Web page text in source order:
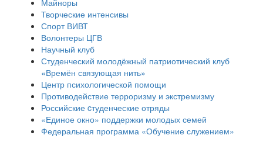
Творческие интенсивы
Спорт ВИВТ
Волонтеры ЦГВ
Научный клуб
Студенческий молодёжный патриотический клуб
«Времён связующая нить»
Центр психологической помощи
Противодействие терроризму и экстремизму
Российские cтуденческие отряды
«Единое окно» поддержки молодых семей
Федеральная программа «Обучение служением»